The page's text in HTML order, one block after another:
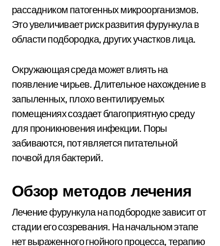
рассадником патогенных микроорганизмов.
Это увеличивает риск развития фурункула в
области подбородка, других участков лица.
Окружающая среда может влиять на
появление чирьев. Длительное нахождение в
запыленных, плохо вентилируемых
помещениях создает благоприятную среду
для проникновения инфекции. Поры
забиваются, пот является питательной
почвой для бактерий.
Обзор методов лечения
Лечение фурункула на подбородке зависит от
стадии его созревания. На начальном этапе
нет выраженного гнойного процесса, терапию